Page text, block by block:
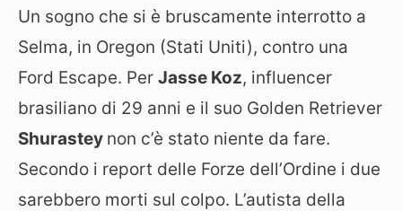
Un sogno che si è bruscamente interrotto a
Selma, in Oregon (Stati Uniti), contro una
Ford Escape. Per Jasse Koz, influencer
brasiliano di 29 anni e il suo Golden Retriever
Shurastey non c’è stato niente da fare.
Secondo i report delle Forze dell’Ordine i due
sarebbero morti sul colpo. L’autista della